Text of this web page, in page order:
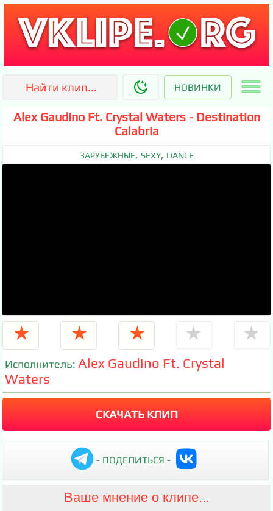
НОВИНКИ
Alex Gaudino Ft. Crystal Waters - Destination
Calabria
ЗАРУБЕЖНЫЕ, SEXY, DANCE
★ ★ ★ ★ ★
Исполнитель:Alex Gaudino Ft. Crystal
Waters
СКАЧАТЬ КЛИП
- ПОДЕЛИТЬСЯ -